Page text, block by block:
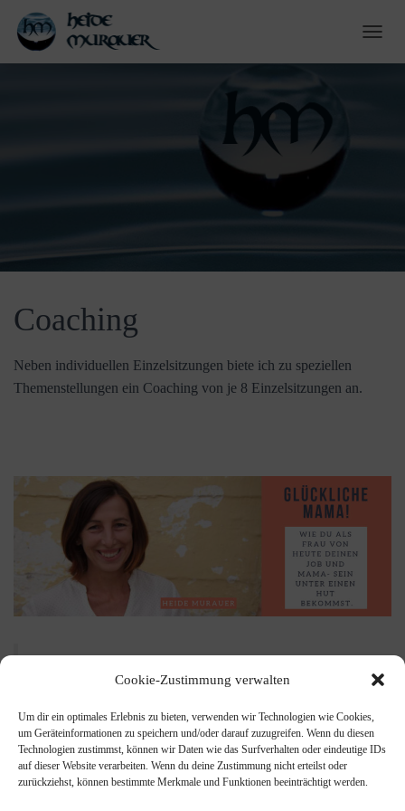
Cookie-Zustimmung verwalten
Um dir ein optimales Erlebnis zu bieten, verwenden wir Technologien wie Cookies,
um Geräteinformationen zu speichern und/oder darauf zuzugreifen. Wenn du diesen
Technologien zustimmst, können wir Daten wie das Surfverhalten oder eindeutige IDs
auf dieser Website verarbeiten. Wenn du deine Zustimmung nicht erteilst oder
zurückziehst, können bestimmte Merkmale und Funktionen beeinträchtigt werden.
Coaching
Neben individuellen Einzelsitzungen biete ich zu speziellen
Themenstellungen ein Coaching von je 8 Einzelsitzungen an.
von heute für mehr Leichtigkeit, Gelassenheit und
Balance!